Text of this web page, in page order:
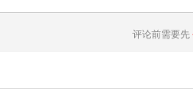
评论前需要先